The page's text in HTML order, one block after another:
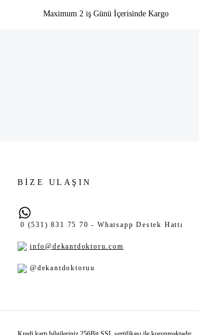
Maximum 2 iş Günü İçerisinde Kargo
BİZE ULAŞIN
0 (531) 831 75 70 - Whatsapp Destek Hattı
info@dekantdoktoru.com
@dekantdoktoruu